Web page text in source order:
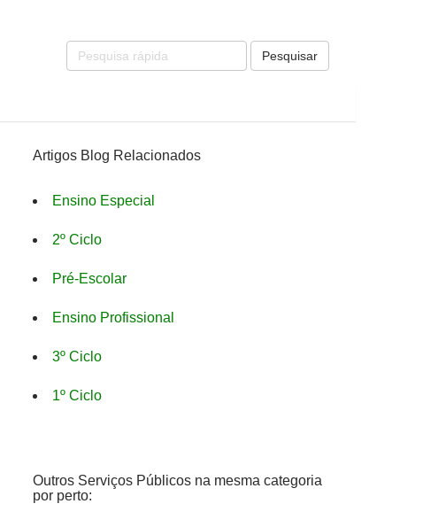
Pesquisar
Artigos Blog Relacionados
Ensino Especial
2º Ciclo
Pré-Escolar
Ensino Profissional
3º Ciclo
1º Ciclo
Outros Serviços Públicos na mesma categoria
por perto: